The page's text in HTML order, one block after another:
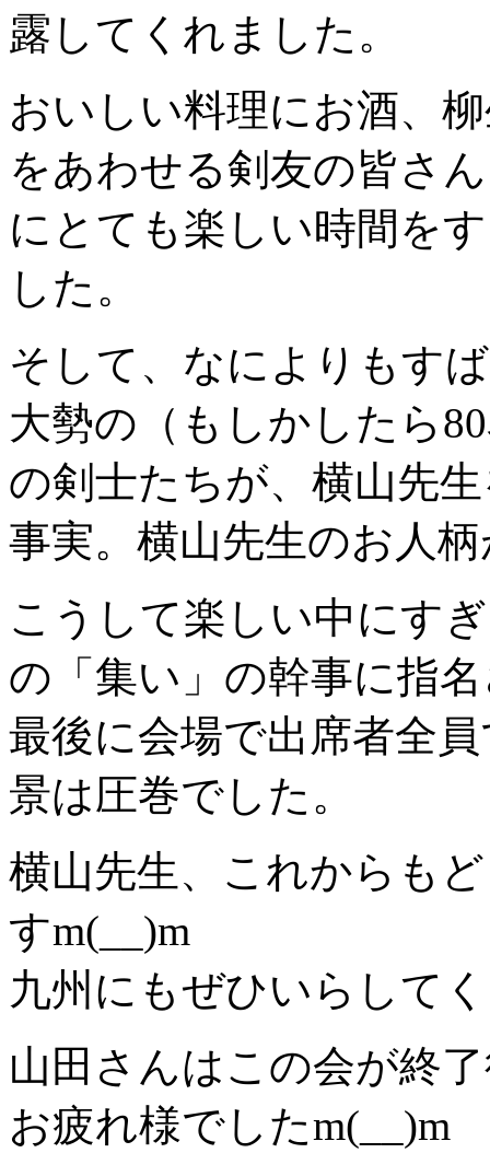
露してくれました。
おいしい料理にお酒、
をあわせる剣友の皆さ
にとても楽しい時間を
した。
そして、なによりもす
大勢の（もしかしたら
の剣士たちが、横山先
事実。横山先生のお人
こうして楽しい中にす
の「集い」の幹事に指
最後に会場で出席者全
景は圧巻でした。
横山先生、これからも
すm(__)m
九州にもぜひいらして
山田さんはこの会が終
お疲れ様でしたm(__)m